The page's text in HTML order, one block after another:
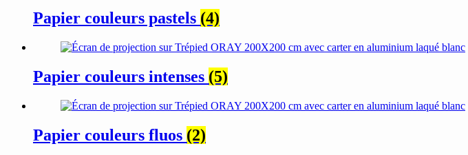
Papier couleurs pastels (4)
Papier couleurs intenses (5)
Papier couleurs fluos (2)